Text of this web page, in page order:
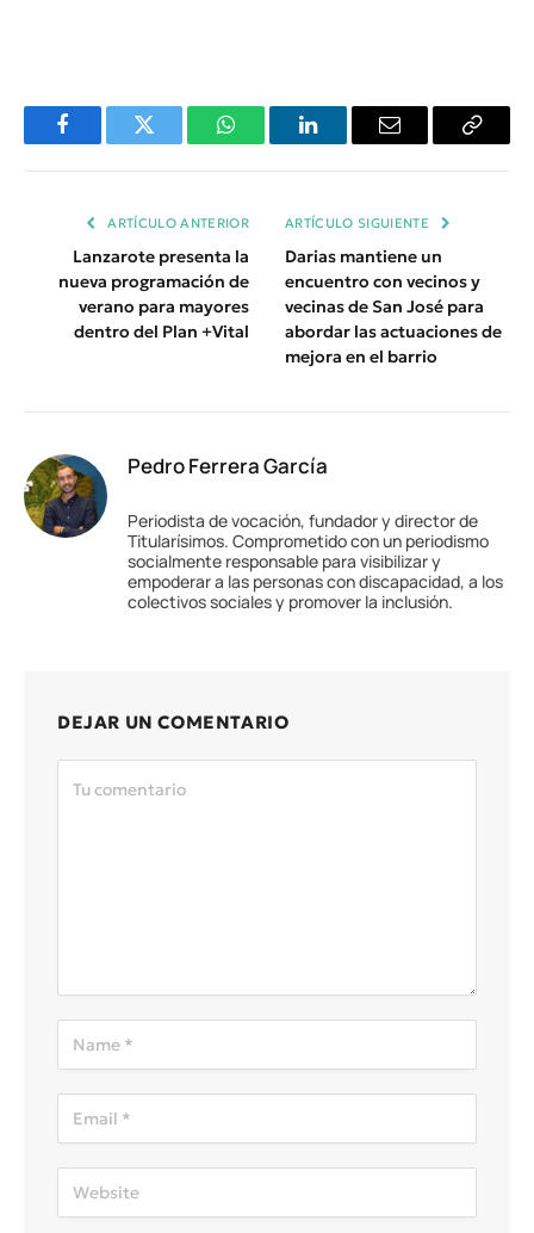
FacebookTwitter WhatsAppLinkedInEmail
Copiar
ARTÍCULO ANTERIOR
Lanzarote presenta la
nueva programación de
verano para mayores
dentro del Plan +Vital
ARTÍCULO SIGUIENTE
Darias mantiene un
encuentro con vecinos y
vecinas de San José para
abordar las actuaciones de
mejora en el barrio
Pedro Ferrera García
Periodista de vocación, fundador y director de
Titularísimos. Comprometido con un periodismo
socialmente responsable para visibilizar y
empoderar a las personas con discapacidad, a los
colectivos sociales y promover la inclusión.
DEJAR UN COMENTARIO